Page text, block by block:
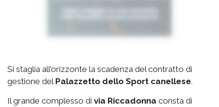
Si staglia all’orizzonte la scadenza del contratto di
gestione del Palazzetto dello Sport canellese.
Il grande complesso di via Riccadonna consta di